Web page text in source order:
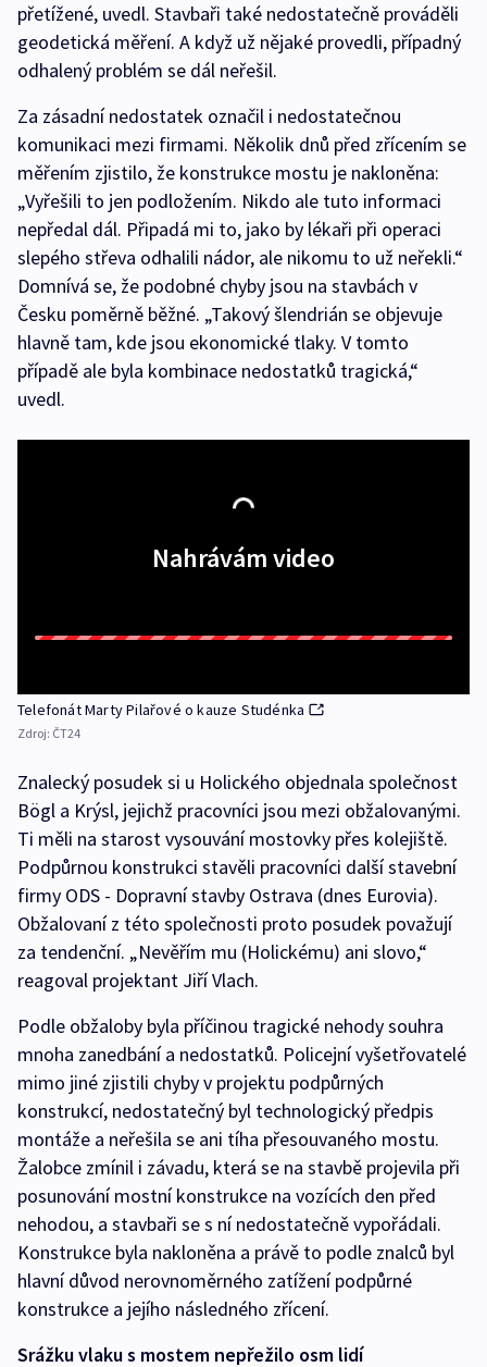
přetížené, uvedl. Stavbaři také nedostatečně prováděli
geodetická měření. A když už nějaké provedli, případný
odhalený problém se dál neřešil.
Za zásadní nedostatek označil i nedostatečnou
komunikaci mezi firmami. Několik dnů před zřícením se
měřením zjistilo, že konstrukce mostu je nakloněna:
„Vyřešili to jen podložením. Nikdo ale tuto informaci
nepředal dál. Připadá mi to, jako by lékaři při operaci
slepého střeva odhalili nádor, ale nikomu to už neřekli.“
Domnívá se, že podobné chyby jsou na stavbách v
Česku poměrně běžné. „Takový šlendrián se objevuje
hlavně tam, kde jsou ekonomické tlaky. V tomto
případě ale byla kombinace nedostatků tragická,“
uvedl.
Nahrávám video
Telefonát Marty Pilařové o kauze Studénka
Zdroj: ČT24
Znalecký posudek si u Holického objednala společnost
Bögl a Krýsl, jejichž pracovníci jsou mezi obžalovanými.
Ti měli na starost vysouvání mostovky přes kolejiště.
Podpůrnou konstrukci stavěli pracovníci další stavební
firmy ODS - Dopravní stavby Ostrava (dnes Eurovia).
Obžalovaní z této společnosti proto posudek považují
za tendenční. „Nevěřím mu (Holickému) ani slovo,“
reagoval projektant Jiří Vlach.
Podle obžaloby byla příčinou tragické nehody souhra
mnoha zanedbání a nedostatků. Policejní vyšetřovatelé
mimo jiné zjistili chyby v projektu podpůrných
konstrukcí, nedostatečný byl technologický předpis
montáže a neřešila se ani tíha přesouvaného mostu.
Žalobce zmínil i závadu, která se na stavbě projevila při
posunování mostní konstrukce na vozících den před
nehodou, a stavbaři se s ní nedostatečně vypořádali.
Konstrukce byla nakloněna a právě to podle znalců byl
hlavní důvod nerovnoměrného zatížení podpůrné
konstrukce a jejího následného zřícení.
Srážku vlaku s mostem nepřežilo osm lidí